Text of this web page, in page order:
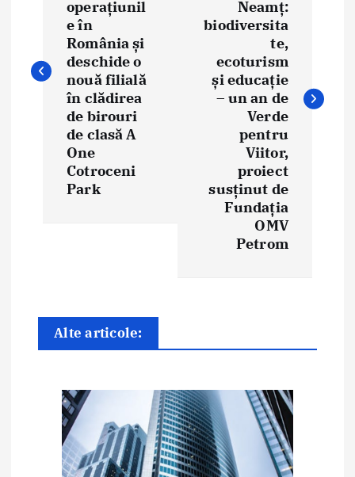
g
operațiunil
e în
România și
deschide o
nouă filială
în clădirea
de birouri
de clasă A
One
Cotroceni
Park
Neamț:
biodiversita
te,
ecoturism
și educație
– un an de
Verde
pentru
Viitor,
proiect
susținut de
Fundația
OMV
Petrom
Alte articole: